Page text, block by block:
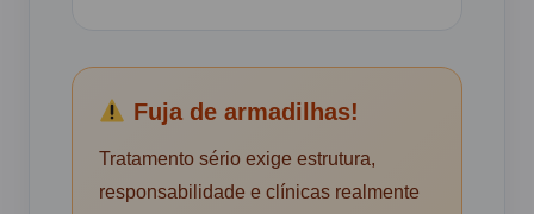
Fuja de armadilhas!
Tratamento sério exige estrutura,
responsabilidade e clínicas realmente